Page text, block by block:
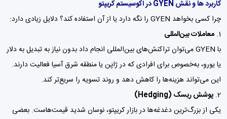
کاربرد ها و نقش GYEN در اکوسیستم کریپتو
چرا کسی بخواهد GYEN را نگه دارد یا از آن استفاده کند؟ دلایل زیادی دارد:
معاملات بین‌المللی
با GYEN می‌توان تراکنش‌های بین‌المللی انجام داد بدون نیاز به تبدیل به دلار
یا یورو، به‌خصوص برای افرادی که در ژاپن یا منطقه شرق آسیا فعالیت دارند.
این می‌تواند هزینه‌ها را کاهش دهد و روند تسویه را سریع‌تر کند.
پوشش ریسک (Hedging)
یکی از بزرگ‌ترین دغدغه‌ها در بازار کریپتو، نوسان شدید قیمت‌هاست. بعضی